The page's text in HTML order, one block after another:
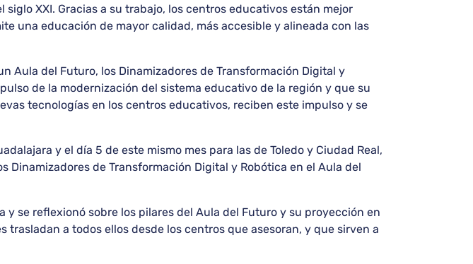
XXI. Gracias a su trabajo, los centros educativos están mejor
una educación de mayor calidad, más accesible y alineada con las
Aula del Futuro, los Dinamizadores de Transformación Digital y
de la modernización del sistema educativo de la región y que su
tecnologías en los centros educativos, reciben este impulso y se
y el día 5 de este mismo mes para las de Toledo y Ciudad Real,
Dinamizadores de Transformación Digital y Robótica en el Aula del
se reflexionó sobre los pilares del Aula del Futuro y su proyección en
a todos ellos desde los centros que asesoran, y que sirven a